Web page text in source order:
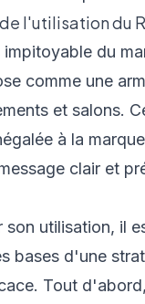
l'utilisation du
impitoyable du
comme une
et salons.
à la
clair et
son utilisation, il
bases d'une
Tout